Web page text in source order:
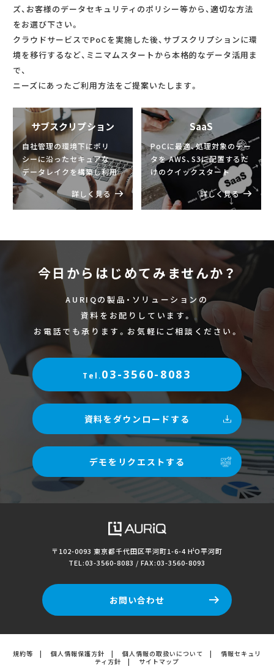
ズ、お客様のデータセキュリティのポリシー等から、適切な方法
をお選び下さい。
クラウドサービスでPoCを実施した後、サブスクリプションに環
境を移行するなど、ミニマムスタートから本格的なデータ活用ま
で、
ニーズにあったご利用方法をご提案いたします。
サブスクリプション
自社管理の環境下にポリ
シーに沿ったセキュアな
データレイクを構築し利用
詳しく見る
SaaS
PoCに最適、処理対象のデー
タをAWS、S3に配置するだ
けのクイックスタート
詳しく見る
今日からはじめてみませんか？
AURIQの製品・ソリューションの
資料をお配りしています。
お電話でも承ります。お気軽にご相談ください。
Tel.03-3560-8083
資料をダウンロードする
デモをリクエストする
〒102-0093 東京都千代田区平河町1-6-4H1O平河町
TEL:03-3560-8083 / FAX:03-3560-8093
お問い合わせ
規約等 | 個人情報保護方針 | 個人情報の取扱いについて | 情報セキュリ
ティ方針 | サイトマップ